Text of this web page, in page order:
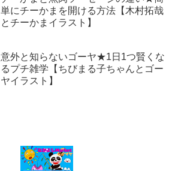
単にチーかまを開ける方法【木村拓哉
とチーかまイラスト】
意外と知らないゴーヤ★1日1つ賢くな
るプチ雑学【ちびまる子ちゃんとゴー
ヤイラスト】